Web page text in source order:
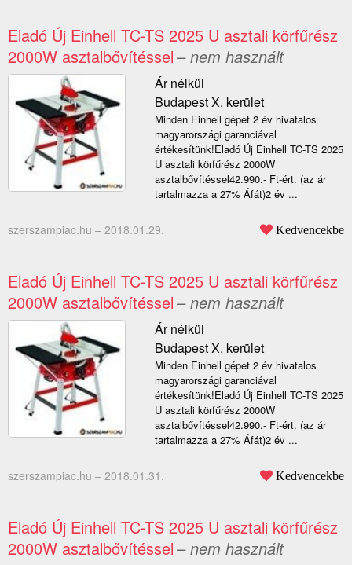
Eladó Új Einhell TC-TS 2025 U asztali körfűrész
2000W asztalbővítéssel– nem használt
Ár nélkül
Budapest X. kerület
Minden Einhell gépet 2 év hivatalos
magyarországi garanciával
értékesítünk!Eladó Új Einhell TC-TS 2025
U asztali körfűrész 2000W
asztalbővítéssel42.990.- Ft-ért. (az ár
tartalmazza a 27% Áfát)2 év ...
szerszampiac.hu – 2018.01.29. Kedvencekbe
Eladó Új Einhell TC-TS 2025 U asztali körfűrész
2000W asztalbővítéssel– nem használt
Ár nélkül
Budapest X. kerület
Minden Einhell gépet 2 év hivatalos
magyarországi garanciával
értékesítünk!Eladó Új Einhell TC-TS 2025
U asztali körfűrész 2000W
asztalbővítéssel42.990.- Ft-ért. (az ár
tartalmazza a 27% Áfát)2 év ...
szerszampiac.hu – 2018.01.31. Kedvencekbe
Eladó Új Einhell TC-TS 2025 U asztali körfűrész
2000W asztalbővítéssel– nem használt